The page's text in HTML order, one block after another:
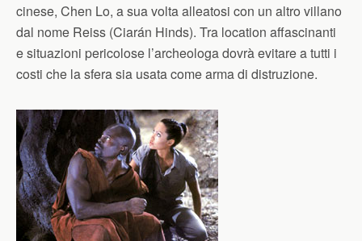
cinese, Chen Lo, a sua volta alleatosi con un altro villano
dal nome Reiss (Ciarán Hinds). Tra location affascinanti
e situazioni pericolose l’archeologa dovrà evitare a tutti i
costi che la sfera sia usata come arma di distruzione.